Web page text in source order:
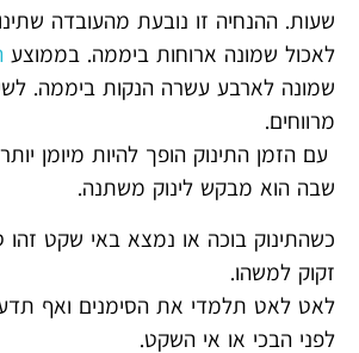
שעות. ההנחיה זו נובעת מהעובדה
לאכול שמונה ארוחות ביממה. בממוצע
שמונה לארבע עשרה הנקות ביממה.
מרווחים.
עם הזמן התינוק הופך להיות מיומן יותר
שבה הוא מבקש לינוק משתנה.
כשהתינוק בוכה או נמצא באי שקט זהו
זקוק למשהו.
לאט לאט תלמדי את הסימנים ואף
לפני הבכי או אי השקט.